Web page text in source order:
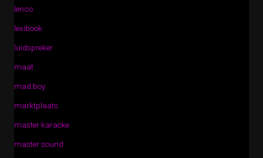
lenco
lexibook
luidspreker
maat
mad boy
marktplaats
master karaoke
master sound